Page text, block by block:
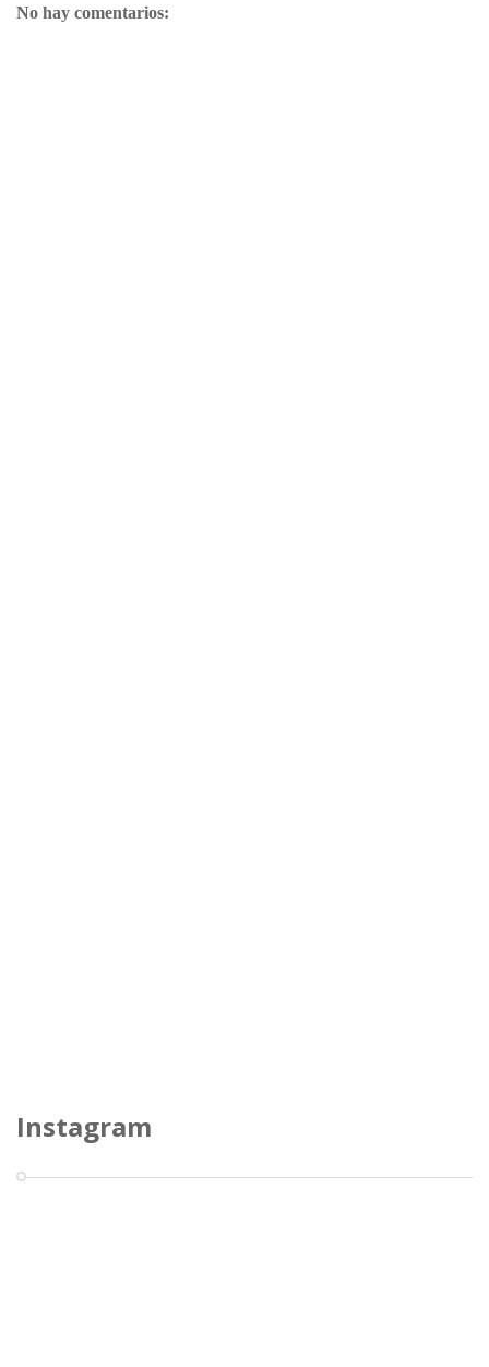
No hay comentarios:
Instagram